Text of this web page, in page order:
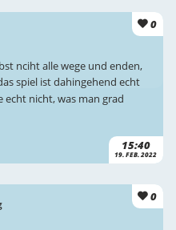
0
15:40
19. FEB. 2022
nciht alle wege und enden,
spiel ist dahingehend echt
echt nicht, was man grad
0